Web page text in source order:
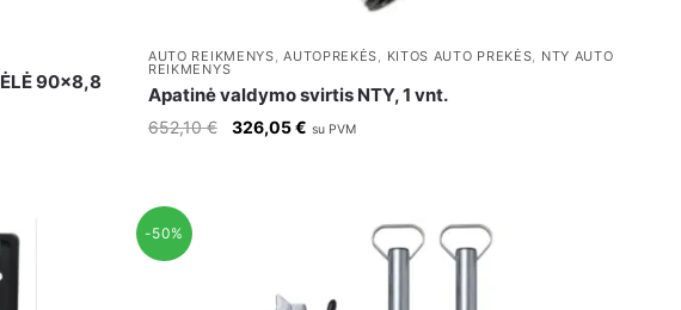
90×8,8
AUTO REIKMENYS ,AUTOPREKĖS KITOS AUTO PREKĖS NTY AUTO
REIKMENYS
Apatinė valdymo svirtis NTY, 1 vnt.
652,10€
Original
326,05€Current
su PVM
-50%